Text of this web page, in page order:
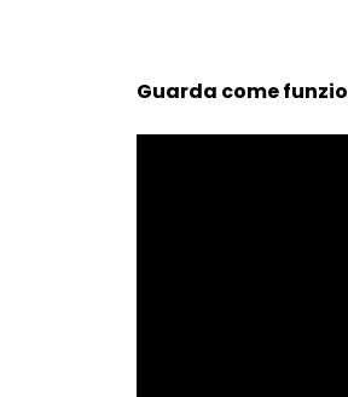
Guarda come